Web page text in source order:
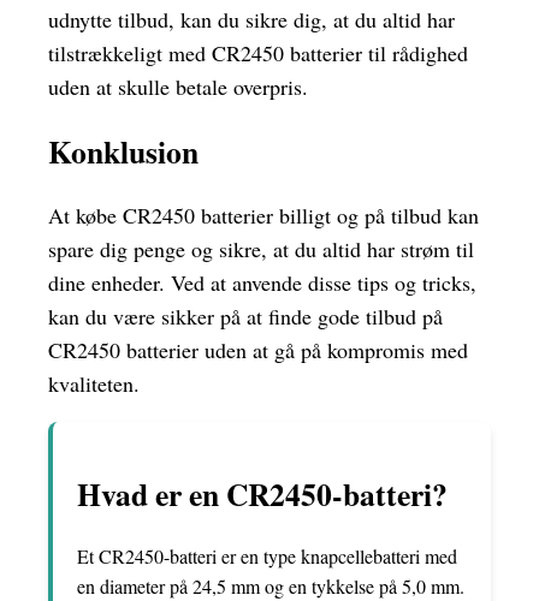
udnytte tilbud, kan du sikre dig, at du altid har
tilstrækkeligt med CR2450 batterier til rådighed
uden at skulle betale overpris.
Konklusion
At købe CR2450 batterier billigt og på tilbud kan
spare dig penge og sikre, at du altid har strøm til
dine enheder. Ved at anvende disse tips og tricks,
kan du være sikker på at finde gode tilbud på
CR2450 batterier uden at gå på kompromis med
kvaliteten.
Hvad er en CR2450-batteri?
Et CR2450-batteri er en type knapcellebatteri med
en diameter på 24,5 mm og en tykkelse på 5,0 mm.